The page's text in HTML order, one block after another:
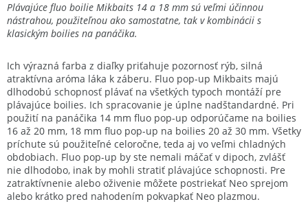
Plávajúce fluo boilie Mikbaits 14 a 18 mm sú veľmi účinnou
nástrahou, použiteľnou ako samostatne, tak v kombinácii s
klasickým boilies na panáčika.
Ich výrazná farba z diaľky priťahuje pozornosť rýb, silná
atraktívna aróma láka k záberu. Fluo pop-up Mikbaits majú
dlhodobú schopnosť plávať na všetkých typoch montáží pre
plávajúce boilies. Ich spracovanie je úplne nadštandardné. Pri
použití na panáčika 14 mm fluo pop-up odporúčame na boilies
16 až 20 mm, 18 mm fluo pop-up na boilies 20 až 30 mm. Všetky
príchute sú použiteľné celoročne, teda aj vo veľmi chladných
obdobiach. Fluo pop-up by ste nemali máčať v dipoch, zvlášť
nie dlhodobo, inak by mohli stratiť plávajúce schopnosti. Pre
zatraktívnenie alebo oživenie môžete postriekať Neo sprejom
alebo krátko pred nahodením pokvapkať Neo plazmou.